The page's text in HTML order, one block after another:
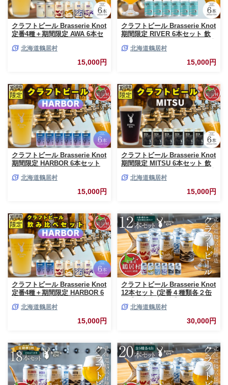
クラフトビール Brasserie Knot
定番4種＋期間限定 AWA 6本セ
お酒 地域限定 芳醇 ギフト 家飲
み 宅飲み ペールエール ベルジ
ャン お中元 お歳暮 缶 缶ビール
やか ブルワリー ブラッスリ
ー・ノット 詰め合わせ 晩酌 5
種 醸造所 プレゼント 360ml ふ
るさと納税 北海道
北海道鶴居村
15,000円
クラフトビール Brasserie Knot
期間限定 RIVER 6本セット 飲
域限定 芳醇 ギフト 家飲み 宅飲
み IPA ペールエール ベルジャ
ン お中元 お歳暮 缶ビール フル
ブルワリー ブラッスリー・ノッ
ト 詰め合わせ 晩酌 醸造所 プレ
ゼント 360ml ふるさと納税 限
定 北海道
北海道鶴居村
15,000円
クラフトビール Brasserie Knot
期間限定 HARBOR 6本セット
地域限定 芳醇 ギフト 家飲み 宅
飲み IPA ペールエール ベルジ
ャン お中元 お歳暮 缶 缶ビール
やか ブルワリー ブラッスリ
ー・ノット 詰め合わせ 晩酌
Beer 醸造所 プレゼント 360ml
ふるさと納税 限定 北海道
北海道鶴居村
15,000円
クラフトビール Brasserie Knot
期間限定 MITSU 6本セット 飲
域限定 芳醇 ギフト 家飲み 宅飲
み IPA ペールエール ベルジャ
ン お中元 お歳暮 缶ビール フル
ブルワリー ブラッスリー・ノッ
ト 詰め合わせ 晩酌 醸造所 プレ
ゼント 360ml ふるさと納税 限
定 北海道
北海道鶴居村
15,000円
クラフトビール Brasserie Knot
定番4種＋期間限定 HARBOR 6
ール お酒 地域限定 芳醇 ギフト
家飲み 宅飲み IPA ペールエー
ル ベルジャン お中元 お歳暮 缶
爽快感 華やか ブルワリー ブラ
ッスリー・ノット 詰め合わせ 5
種 晩酌 醸造所 プレゼント
360ml ふるさと納税 北海道
北海道鶴居村
15,000円
クラフトビール Brasserie Knot
12本セット (定番４種類各２缶
セット) 地ビール 北海道鶴居村
産 ビール お酒 芳醇 ギフト 家
飲み 宅飲みお中元 お歳暮 缶ビ
フルーティー ホップ 爽快感 華
やか ブルワリー 詰め合わせ 晩
酌 5種 Beer 醸造所 プレゼント
360ml ご当地 贈答 ふるさと納
税
北海道鶴居村
30,000円